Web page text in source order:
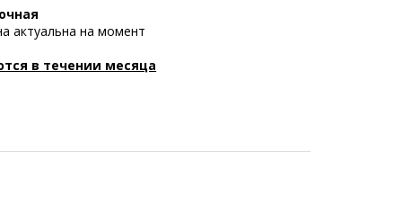
актуальна на момент
в течении месяца